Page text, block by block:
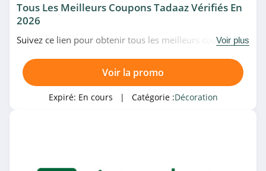
Tous Les Meilleurs Coupons Tadaaz Vérifiés En
2026
Suivez ce lien pour obtenir tous les meilleurs codes
Venez très vite!
Voir plus
Voir la promo
Expiré: En cours | Catégorie :Décoration